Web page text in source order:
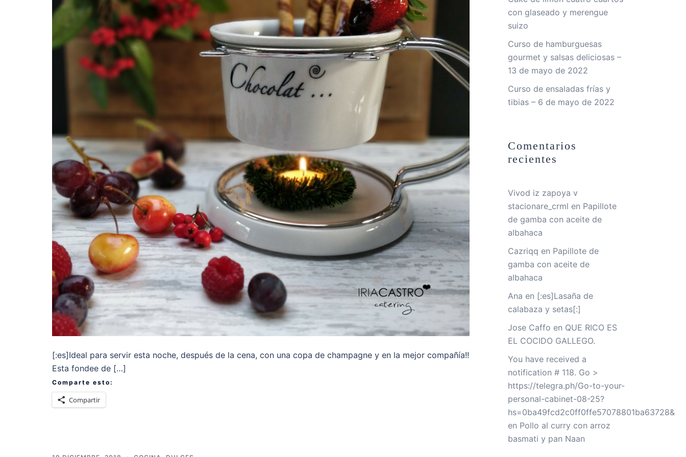
[:es]Ideal para servir esta noche, después de la cena, con una copa de champagne y en la mejor compañía!!
Esta fondee de […]
Comparte esto:
Compartir
con glaseado y merengue
suizo
Curso de hamburguesas
gourmet y salsas deliciosas –
13 de mayo de 2022
Curso de ensaladas frías y
tibias – 6 de mayo de 2022
Comentarios
recientes
Vivod iz zapoya v
stacionare_crml en Papillote
de gamba con aceite de
albahaca
Cazriqq en Papillote de
gamba con aceite de
albahaca
Ana en [:es]Lasaña de
calabaza y setas[:]
Jose Caffo en QUE RICO ES
EL COCIDO GALLEGO.
You have received a
notification # 118. Go >
https://telegra.ph/Go-to-your-
personal-cabinet-08-25?
hs=0ba49fcd2c0ff0ffe57078801ba63728&
en Pollo al curry con arroz
basmati y pan Naan